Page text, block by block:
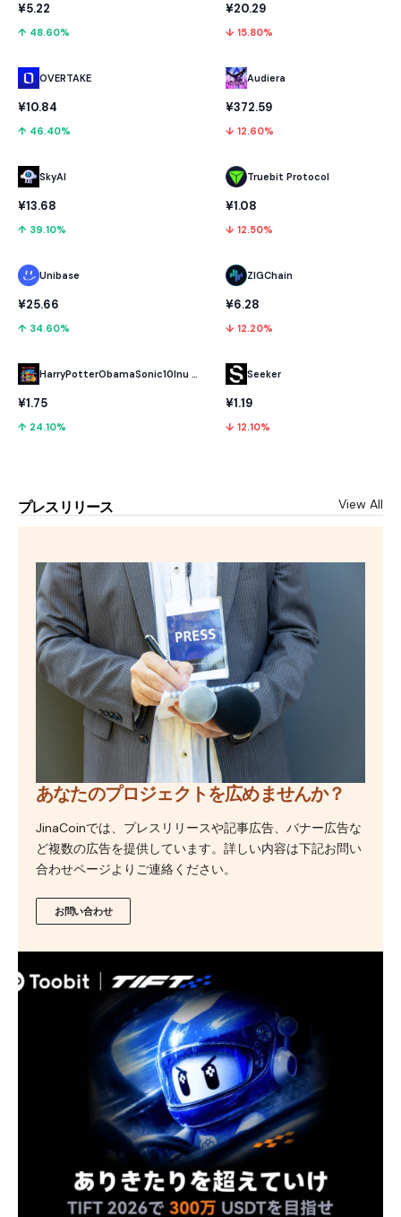
¥5.22
↑ 48.60%
OVERTAKE
¥10.84
↑ 46.40%
SkyAI
¥13.68
↑ 39.10%
Unibase
¥25.66
↑ 34.60%
HarryPotterObamaSonic10Inu (ETH)
¥1.75
↑ 24.10%
¥20.29
↓ 15.80%
Audiera
¥372.59
↓ 12.60%
Truebit Protocol
¥1.08
↓ 12.50%
ZIGChain
¥6.28
↓ 12.20%
Seeker
¥1.19
↓ 12.10%
プレスリリース View All
あなたのプロジェクトを広めませんか？
JinaCoinでは、プレスリリースや記事広告、バナー広告な
ど複数の広告を提供しています。詳しい内容は下記お問い
合わせページよりご連絡ください。
お問い合わせ